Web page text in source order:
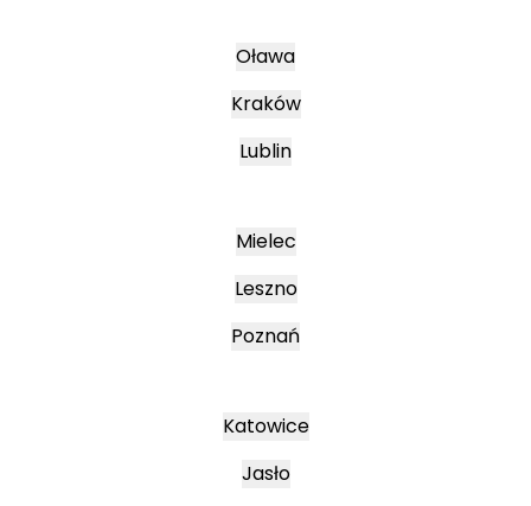
Oława
Kraków
Lublin
Mielec
Leszno
Poznań
Katowice
Jasło